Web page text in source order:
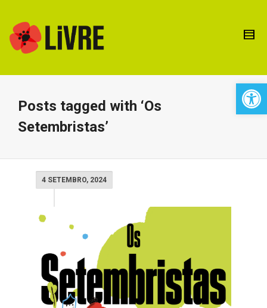
Posts tagged with ‘Os
Setembristas’
4 SETEMBRO, 2024